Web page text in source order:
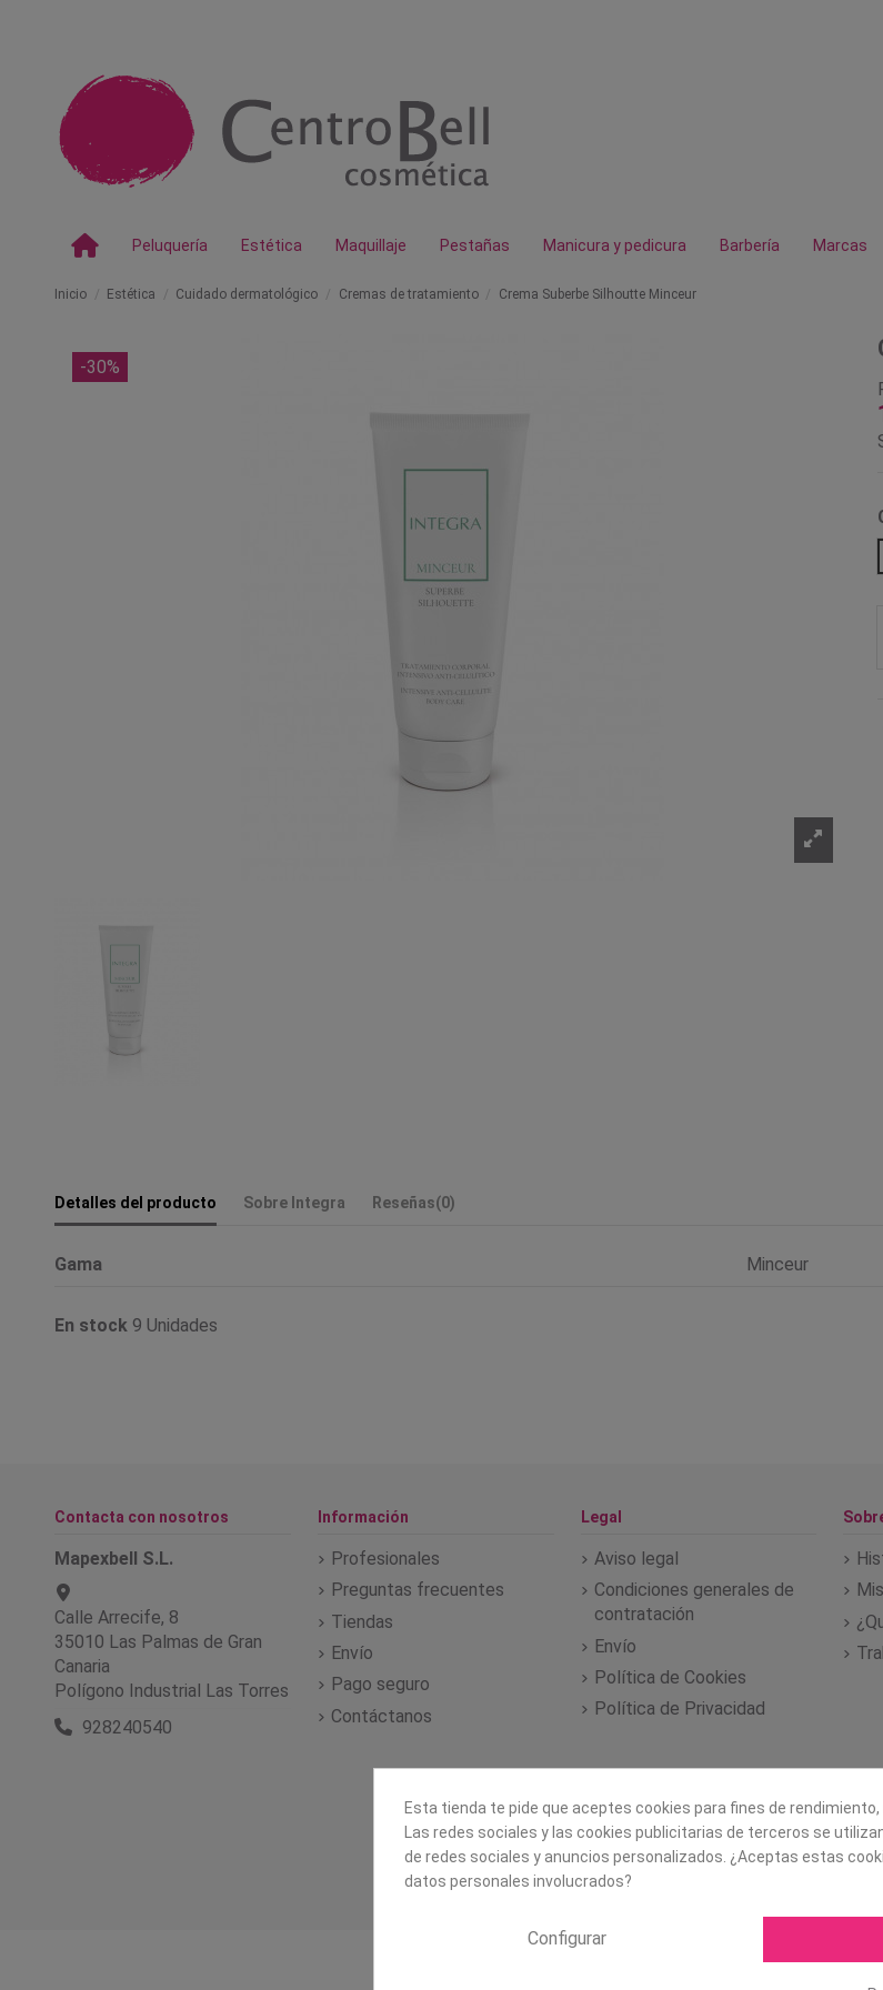
Peluquería Estética Maquillaje Pestañas Manicura y pedicura Barbería Marcas
Inicio Estética Cuidado dermatológico Cremas de tratamiento Crema Suberbe Silhoutte Minceur
-30%
Detalles del producto Sobre Integra Reseñas(0)
Gama Minceur
En stock 9 Unidades
Contacta con nosotros
Mapexbell S.L.
Calle Arrecife, 8
35010 Las Palmas de Gran
Canaria
Polígono Industrial Las Torres
928240540
Información
Profesionales
Preguntas frecuentes
Tiendas
Envío
Pago seguro
Contáctanos
Legal
Aviso legal
Condiciones generales de
contratación
Envío
Política de Cookies
Política de Privacidad
Esta tienda te pide que aceptes cookies para fines de
Las redes sociales y las cookies publicitarias de terceros se
de redes sociales y anuncios personalizados. ¿Aceptas estas
datos personales involucrados?
Configurar